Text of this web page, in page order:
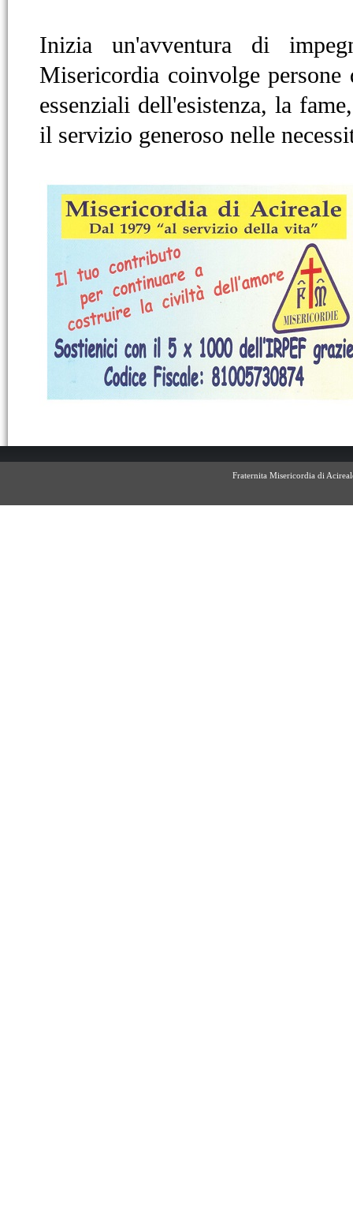
Inizia un'avventura di
Misericordia coinvolge
essenziali dell'esistenza, la
il servizio generoso nelle
Fraternita Misericordia di